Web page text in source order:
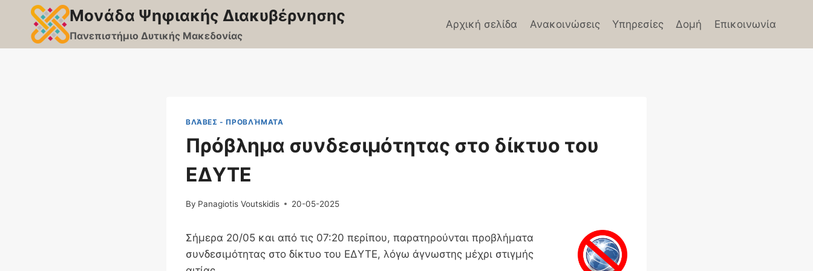
content
Μονάδα Ψηφιακής Διακυβέρνησης
Πανεπιστήμιο Δυτικής Μακεδονίας
Αρχική σελίδα Ανακοινώσεις Υπηρεσίες Δομή Επικοινωνία
ΒΛΆΒΕΣ - ΠΡΟΒΛΉΜΑΤΑ
Πρόβλημα συνδεσιμότητας στο δίκτυο του
ΕΔΥΤΕ
By Panagiotis Voutskidis 20-05-2025
Σήμερα 20/05 και από τις 07:20 περίπου, παρατηρούνται προβλήματα
συνδεσιμότητας στο δίκτυο του ΕΔΥΤΕ, λόγω άγνωστης μέχρι στιγμής